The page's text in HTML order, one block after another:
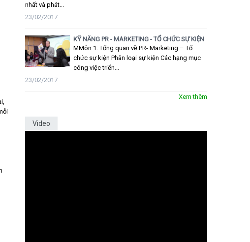
nhất và phát...
23/02/2017
KỸ NĂNG PR - MARKETING - TỔ CHỨC SỰ KIỆN
MMôn 1: Tổng quan về PR- Marketing – Tổ
chức sự kiện Phân loại sự kiện Các hạng mục
công việc triển...
23/02/2017
Xem thêm
Video